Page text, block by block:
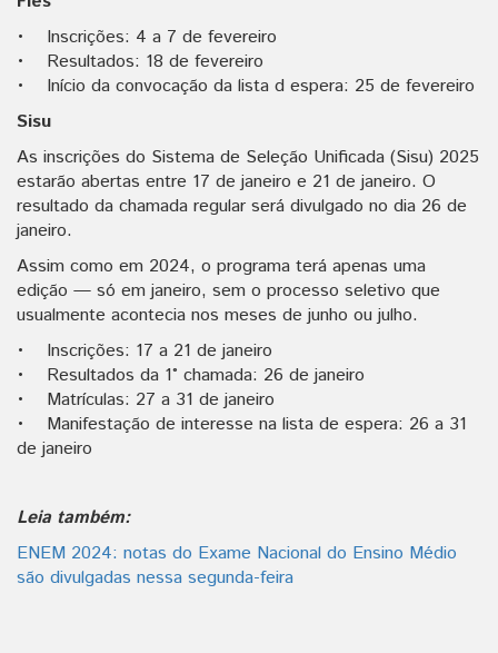
• Inscrições: 4 a 7 de fevereiro
• Resultados: 18 de fevereiro
• Início da convocação da lista d espera: 25 de fevereiro
Sisu
As inscrições do Sistema de Seleção Unificada (Sisu) 2025
estarão abertas entre 17 de janeiro e 21 de janeiro. O
resultado da chamada regular será divulgado no dia 26 de
janeiro.
Assim como em 2024, o programa terá apenas uma
edição — só em janeiro, sem o processo seletivo que
usualmente acontecia nos meses de junho ou julho.
• Inscrições: 17 a 21 de janeiro
• Resultados da 1° chamada: 26 de janeiro
• Matrículas: 27 a 31 de janeiro
• Manifestação de interesse na lista de espera: 26 a 31
de janeiro
Leia também:
ENEM 2024: notas do Exame Nacional do Ensino Médio
são divulgadas nessa segunda-feira